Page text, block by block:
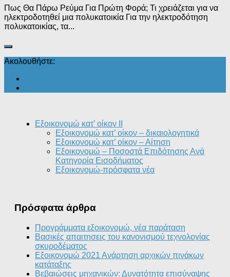
Πως Θα Πάρω Ρεύμα Για Πρώτη Φορά; Τι χρειάζεται για να
ηλεκτροδοτηθεί μια πολυκατοικία Για την ηλεκτροδότηση
πολυκατοικίας, τα...
Ακολουθήστε:
Εξοικονομώ κατ’ οίκον II
Εξοικονομώ κατ’ οίκον – δικαιολογητικά
Εξοικονομώ κατ’ οίκον – Αίτηση
Εξοικονομώ – Ποσοστά Επιδότησης Ανά
Κατηγορία Εισοδήματος
Εξοικονομώ-πρόσφατα νέα
Πρόσφατα άρθρα
Προγράμματα εξοικονομώ, νέα παράταση
Βασικές απαιτησεις του κανονισμού τεχνολογίας
σκυροδέματος
Εξοικονομώ 2021 Ανάρτηση αρχικών πινάκων
κατάταξης
Βεβαιώσεις μηχανικών: Δυνατότητα επισύναψης